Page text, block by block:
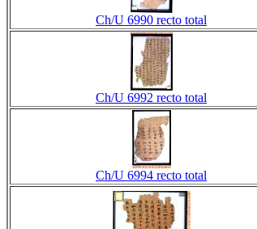
Ch/U 6990 recto total
Ch/U 6992 recto total
Ch/U 6994 recto total